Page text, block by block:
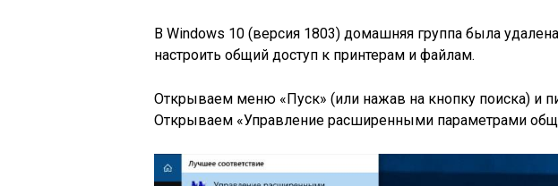
В Windows 10 (версия 1803) домашняя группа была
настроить общий доступ к принтерам и файлам.
Открываем меню «Пуск» (или нажав на кнопку поиска) и
Открываем «Управление расширенными параметрами